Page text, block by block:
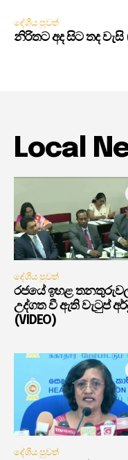
දේශීය පුවත්
නිරිතට අද සිට තද වැසි
Local
දේශීය පුවත්
රජයේ ඉහළ
උද්ගත වී ඇති වැටුප්
(VIDEO)
දේශීය පුවත්